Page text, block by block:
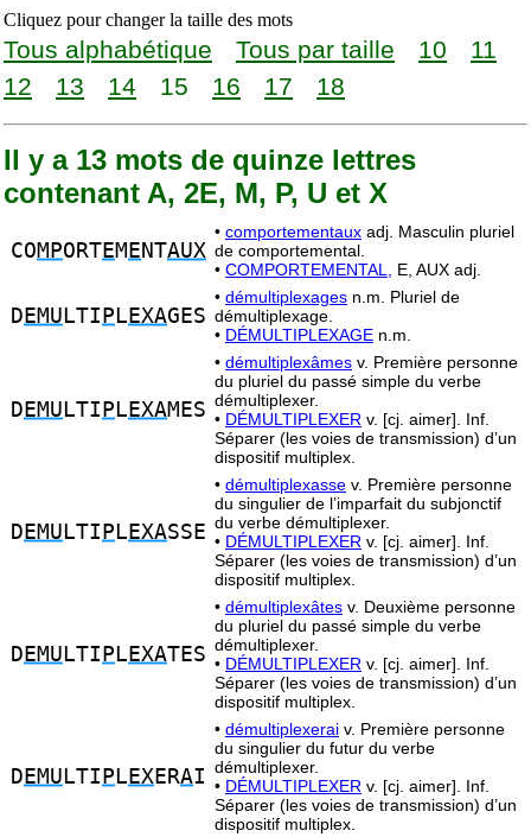
Cliquez pour changer la taille des mots
Tous alphabétique Tous par taille 10
11
12
13 14 15 16 17 18
Il y a 13 mots de quinze lettres
contenant A, 2E, M, P, U et X
COMPORTEM E NTAUX
• comportementaux adj. Masculin pluriel
de comportemental.
• COMPORTEMENTAL, E, AUX adj.
D EMU LTI P L EXAGES
• démultiplexages n.m. Pluriel de
démultiplexage.
• DÉMULTIPLEXAGE n.m.
D EMU LTI P L EXAMES
• démultiplexâmes v. Première personne
du pluriel du passé simple du verbe
démultiplexer.
• DÉMULTIPLEXER v. [cj. aimer]. Inf.
Séparer (les voies de transmission) d’un
dispositif multiplex.
D EMU LTI P L EXASSE
• démultiplexasse v. Première personne
du singulier de l’imparfait du subjonctif
du verbe démultiplexer.
• DÉMULTIPLEXER v. [cj. aimer]. Inf.
Séparer (les voies de transmission) d’un
dispositif multiplex.
D EMU LTI P L EXATES
• démultiplexâtes v. Deuxième personne
du pluriel du passé simple du verbe
démultiplexer.
• DÉMULTIPLEXER v. [cj. aimer]. Inf.
Séparer (les voies de transmission) d’un
dispositif multiplex.
D EMU LTI P L EXERAI
• démultiplexerai v. Première personne
du singulier du futur du verbe
démultiplexer.
• DÉMULTIPLEXER v. [cj. aimer]. Inf.
Séparer (les voies de transmission) d’un
dispositif multiplex.